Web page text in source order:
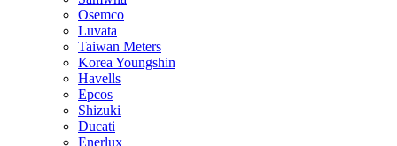
Osemco
Luvata
Taiwan Meters
Korea Youngshin
Havells
Epcos
Shizuki
Ducati
Enerlux